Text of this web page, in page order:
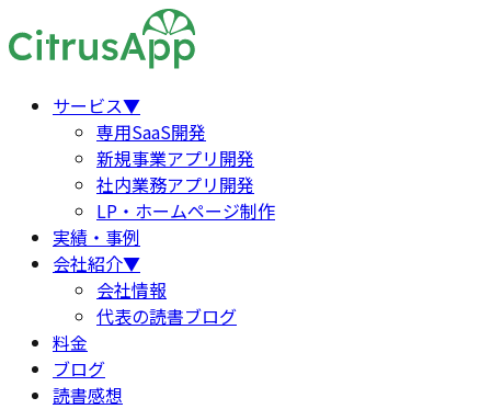
サービス▼
専用SaaS開発
新規事業アプリ開発
社内業務アプリ開発
LP・ホームページ制作
実績・事例
会社紹介▼
会社情報
代表の読書ブログ
料金
ブログ
読書感想